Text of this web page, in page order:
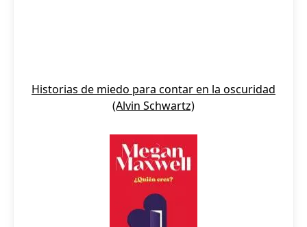
Historias de miedo para contar en la oscuridad
(Alvin Schwartz)